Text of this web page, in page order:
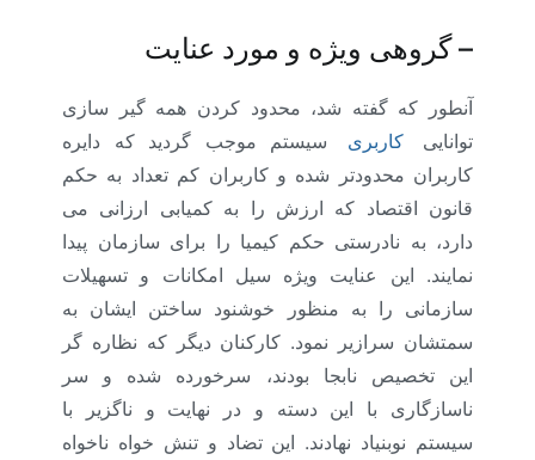
–گروهی ویژه و مورد عنایت
آنطور که گفته شد، محدود کردن همه گیر سازی
توانایی
کاربری
سیستم موجب گردید که دایره
کاربران محدودتر شده و کاربران کم تعداد به حکم
قانون اقتصاد که ارزش را به کمیابی ارزانی می
دارد، به نادرستی حکم کیمیا را برای سازمان پیدا
نمایند. این عنایت ویژه سیل امکانات و تسهیلات
سازمانی را به منظور خوشنود ساختن ایشان به
سمتشان سرازیر نمود. کارکنان دیگر که نظاره گر
این تخصیص نابجا بودند، سرخورده شده و سر
ناسازگاری با این دسته و در نهایت و ناگزیر با
سیستم نوبنیاد نهادند. این تضاد و تنش خواه ناخواه